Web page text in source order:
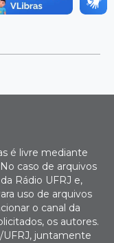
vagas
é livre mediante
caso de arquivos
Rádio UFRJ e,
uso de arquivos
o canal da
os autores.
UFRJ, juntamente